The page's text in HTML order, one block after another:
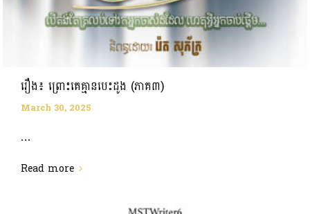
រឿង៖ ព្រោះគេគ្មានបេះដូង (ភាគ៣)
March 30, 2025
...
Read more